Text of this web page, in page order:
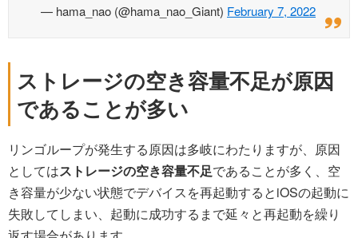
— hama_nao (@hama_nao_Giant) February 7, 2022
ストレージの空き容量不足が原因
であることが多い
リンゴループが発生する原因は多岐にわたりますが、原因
としてはストレージの空き容量不足であることが多く、空
き容量が少ない状態でデバイスを再起動するとiOSの起動に
失敗してしまい、起動に成功するまで延々と再起動を繰り